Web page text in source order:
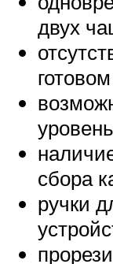
двух
сбора
ручки